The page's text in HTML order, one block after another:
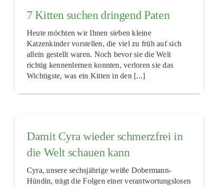
7 Kitten suchen dringend Paten
Heute möchten wir Ihnen sieben kleine
Katzenkinder vorstellen, die viel zu früh auf sich
allein gestellt waren. Noch bevor sie die Welt
richtig kennenlernen konnten, verloren sie das
Wichtigste, was ein Kitten in den [...]
Damit Cyra wieder schmerzfrei in
die Welt schauen kann
Cyra, unsere sechsjährige weiße Dobermann-
Hündin, trägt die Folgen einer verantwortungslosen